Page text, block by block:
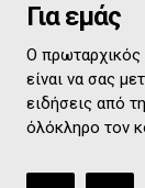
Για εμάς
Ο πρωταρχικός
είναι να σας
ειδήσεις από
όλόκληρο τον